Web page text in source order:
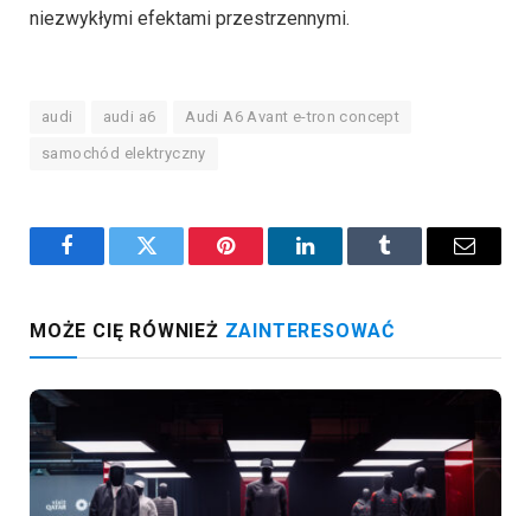
niezwykłymi efektami przestrzennymi.
audi audi a6 Audi A6 Avant e-tron concept
samochód elektryczny
FacebookTwitter Pinterest LinkedInTumblr Email
MOŻE CIĘ RÓWNIEŻ ZAINTERESOWAĆ